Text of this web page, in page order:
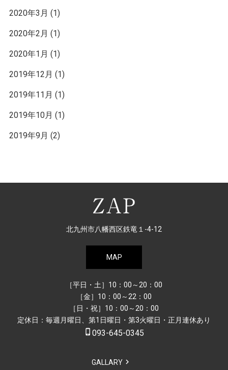
2020年3月 (1)
2020年2月 (1)
2020年1月 (1)
2019年12月 (1)
2019年11月 (1)
2019年10月 (1)
2019年9月 (2)
北九州市八幡西区鉄竜１-4-12
MAP
［平日・土］10：00～20：00
［金］10：00～22：00
［日・祝］10：00～20：00
定休日：毎週月曜日、第1日曜日・第3火曜日・正月連休あり
phone_iphone 093-645-0345
GALLARY